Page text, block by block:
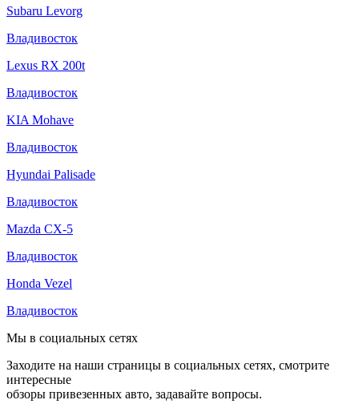
Subaru Levorg
Владивосток
Lexus RX 200t
Владивосток
KIA Mohave
Владивосток
Hyundai Palisade
Владивосток
Mazda CX-5
Владивосток
Honda Vezel
Владивосток
Мы в социальных сетях
Заходите на наши страницы в социальных сетях, смотрите
интересные
обзоры привезенных авто, задавайте вопросы.